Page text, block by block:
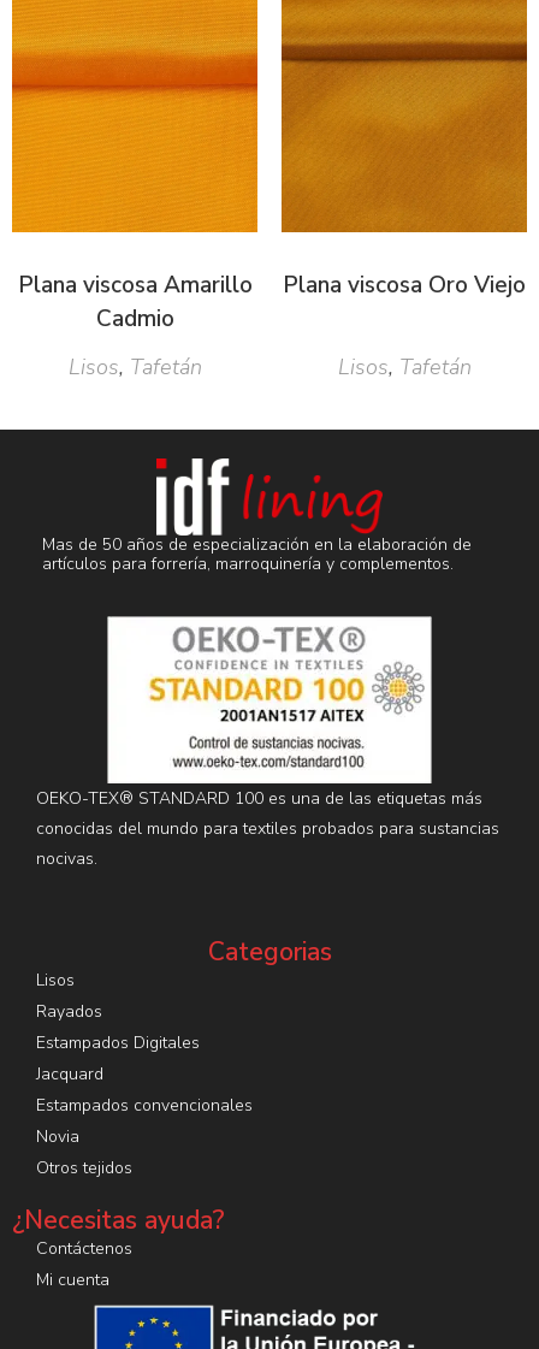
Plana viscosa Amarillo
Cadmio
Lisos, Tafetán
Plana viscosa Oro Viejo
Lisos, Tafetán
Mas de 50 años de especialización en la elaboración de
artículos para forrería, marroquinería y complementos.
OEKO-TEX® STANDARD 100 es una de las etiquetas más
conocidas del mundo para textiles probados para sustancias
nocivas.
Categorias
Lisos
Rayados
Estampados Digitales
Jacquard
Estampados convencionales
Novia
Otros tejidos
¿Necesitas ayuda?
Contáctenos
Mi cuenta